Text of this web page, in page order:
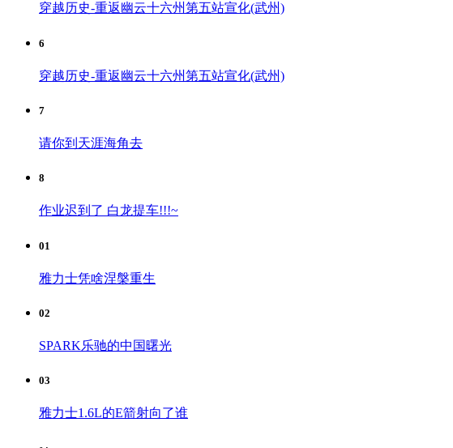
穿越历史-重返幽云十六州第五站宣化(武州)
6
穿越历史-重返幽云十六州第五站宣化(武州)
7
请你到天涯海角去
8
作业迟到了 白龙提车!!!~
01
雅力士凭啥涅槃重生
02
SPARK乐驰的中国曙光
03
雅力士1.6L的E箭射向了谁